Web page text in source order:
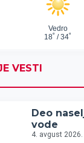
VESTI
Deo
vode
4. avgust 2026.